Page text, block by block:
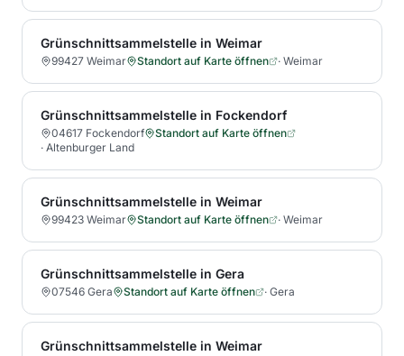
Grünschnittsammelstelle in Weimar
99427 Weimar Standort auf Karte öffnen · Weimar
Grünschnittsammelstelle in Fockendorf
04617 Fockendorf
Standort auf Karte öffnen
· Altenburger Land
Grünschnittsammelstelle in Weimar
99423 Weimar Standort auf Karte öffnen · Weimar
Grünschnittsammelstelle in Gera
07546 Gera Standort auf Karte öffnen · Gera
Grünschnittsammelstelle in Weimar